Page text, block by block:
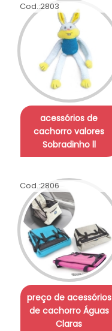
Cod.:2803
acessórios de
cachorro valores
Sobradinho ll
Cod.:2806
preço de acessórios
de cachorro Águas
Claras